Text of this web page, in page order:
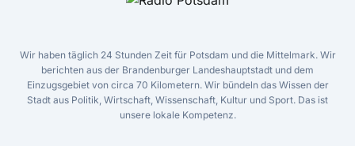
Wir haben täglich 24 Stunden Zeit für Potsdam und die Mittelmark. Wir
berichten aus der Brandenburger Landeshauptstadt und dem
Einzugsgebiet von circa 70 Kilometern. Wir bündeln das Wissen der
Stadt aus Politik, Wirtschaft, Wissenschaft, Kultur und Sport. Das ist
unsere lokale Kompetenz.